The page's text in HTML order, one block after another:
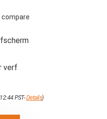
compare
verf
PST-Details)